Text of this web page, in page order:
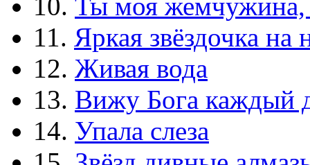
10. Ты моя жемчужина,
11. Яркая звёздочка на
12. Живая вода
13. Вижу Бога каждый
14. Упала слеза